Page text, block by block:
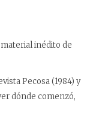
inédito de
Pecosa (1984) y
dónde comenzó,